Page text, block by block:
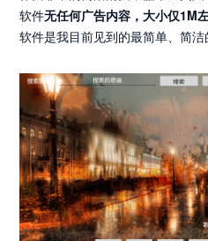
软件无任何广告内容，大小仅1M
软件是我目前见到的最简单、简洁